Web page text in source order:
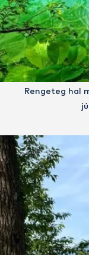
Rengeteg hal